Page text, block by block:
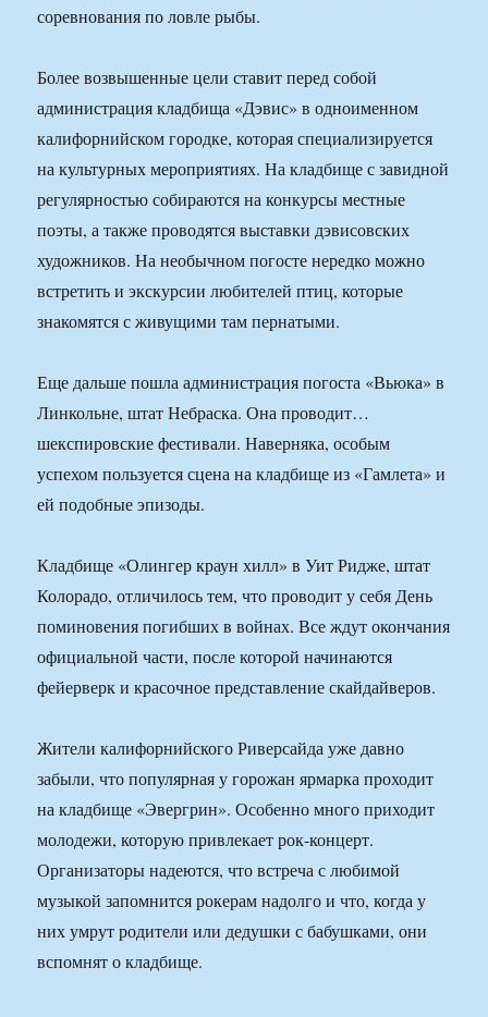
соревнования по ловле рыбы.
Более возвышенные цели ставит перед собой
администрация кладбища «Дэвис» в одноименном
калифорнийском городке, которая специализируется
на культурных мероприятиях. На кладбище с завидной
регулярностью собираются на конкурсы местные
поэты, а также проводятся выставки дэвисовских
художников. На необычном погосте нередко можно
встретить и экскурсии любителей птиц, которые
знакомятся с живущими там пернатыми.
Еще дальше пошла администрация погоста «Вьюка» в
Линкольне, штат Небраска. Она проводит…
шекспировские фестивали. Наверняка, особым
успехом пользуется сцена на кладбище из «Гамлета» и
ей подобные эпизоды.
Кладбище «Олингер краун хилл» в Уит Ридже, штат
Колорадо, отличилось тем, что проводит у себя День
поминовения погибших в войнах. Все ждут окончания
официальной части, после которой начинаются
фейерверк и красочное представление скайдайверов.
Жители калифорнийского Риверсайда уже давно
забыли, что популярная у горожан ярмарка проходит
на кладбище «Эвергрин». Особенно много приходит
молодежи, которую привлекает рок-концерт.
Организаторы надеются, что встреча с любимой
музыкой запомнится рокерам надолго и что, когда у
них умрут родители или дедушки с бабушками, они
вспомнят о кладбище.